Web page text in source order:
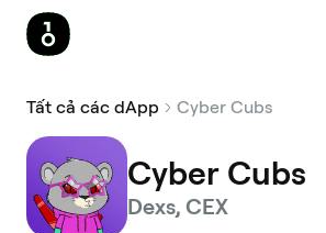
Tất cả các dApp Cyber Cubs
Cyber Cubs
Dexs, CEX